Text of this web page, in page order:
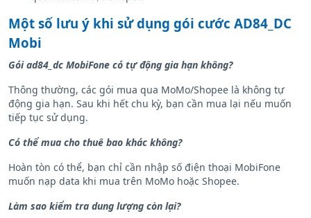
qua MoMo hoặc Shopee
Một số lưu ý khi sử dụng gói cước AD84_DC
Mobi
Gói ad84_dc MobiFone có tự động gia hạn không?
Thông thường, các gói mua qua MoMo/Shopee là không tự
động gia hạn. Sau khi hết chu kỳ, bạn cần mua lại nếu muốn
tiếp tục sử dụng.
Có thể mua cho thuê bao khác không?
Hoàn tòn có thể, bạn chỉ cần nhập số điện thoại MobiFone
muốn nạp data khi mua trên MoMo hoặc Shopee.